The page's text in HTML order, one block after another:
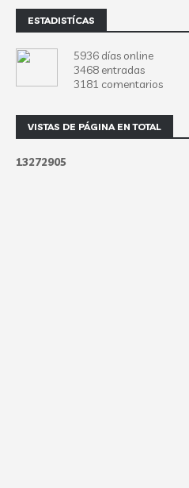
ESTADISTÍCAS
5936 días online
3468 entradas
3181 comentarios
VISTAS DE PÁGINA EN TOTAL
13272905